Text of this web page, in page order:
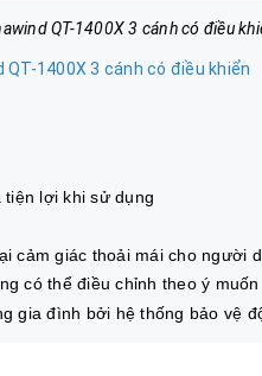
QT-1400X 3 cánh có điều
1400X 3 cánh có điều khiển
lợi khi sử dụng
cảm giác thoải mái cho người
có thể điều chỉnh theo ý muốn
gia đình bởi hệ thống bảo vệ